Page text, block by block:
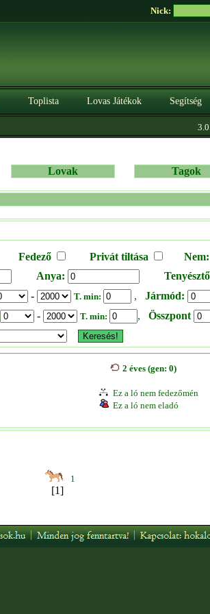
Nick:
Toplista Lovas Játékok Segítség
Lovak Tagok
Fedező Privát tiltása
Nem:
Anya:
- T. min: , Jármód:
- T. min: , Összpont
2 éves (gen: 0)
Ez a ló nem fedezőmén
Ez a ló nem eladó
1
[1]